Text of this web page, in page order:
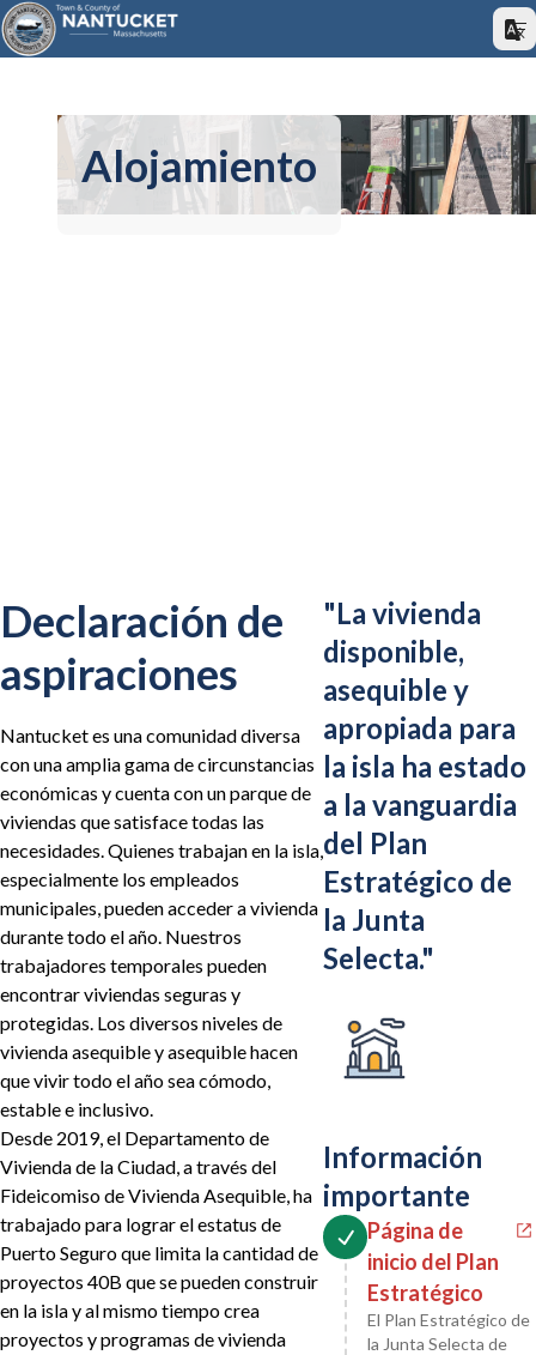
Alojamiento
Declaración de
aspiraciones
Nantucket es una comunidad diversa
con una amplia gama de circunstancias
económicas y cuenta con un parque de
viviendas que satisface todas las
necesidades. Quienes trabajan en la isla,
especialmente los empleados
municipales, pueden acceder a vivienda
durante todo el año. Nuestros
trabajadores temporales pueden
encontrar viviendas seguras y
protegidas. Los diversos niveles de
vivienda asequible y asequible hacen
que vivir todo el año sea cómodo,
estable e inclusivo.
Desde 2019, el Departamento de
Vivienda de la Ciudad, a través del
Fideicomiso de Vivienda Asequible, ha
trabajado para lograr el estatus de
Puerto Seguro que limita la cantidad de
proyectos 40B que se pueden construir
en la isla y al mismo tiempo crea
proyectos y programas de vivienda
"La vivienda
disponible,
asequible y
apropiada para
la isla ha estado
a la vanguardia
del Plan
Estratégico de
la Junta
Selecta."
Información
importante
Página de
inicio del Plan
Estratégico
El Plan Estratégico de
la Junta Selecta de